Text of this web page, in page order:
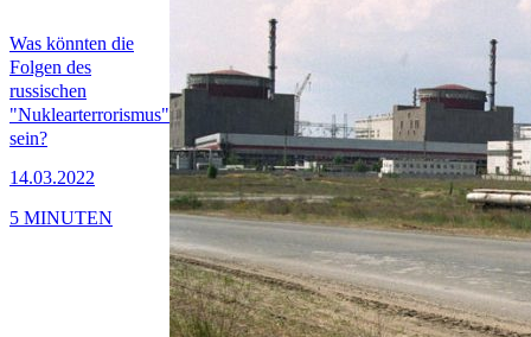
Was könnten die
Folgen des
russischen
"Nuklearterrorismus"
sein?
14.03.2022
5 MINUTEN